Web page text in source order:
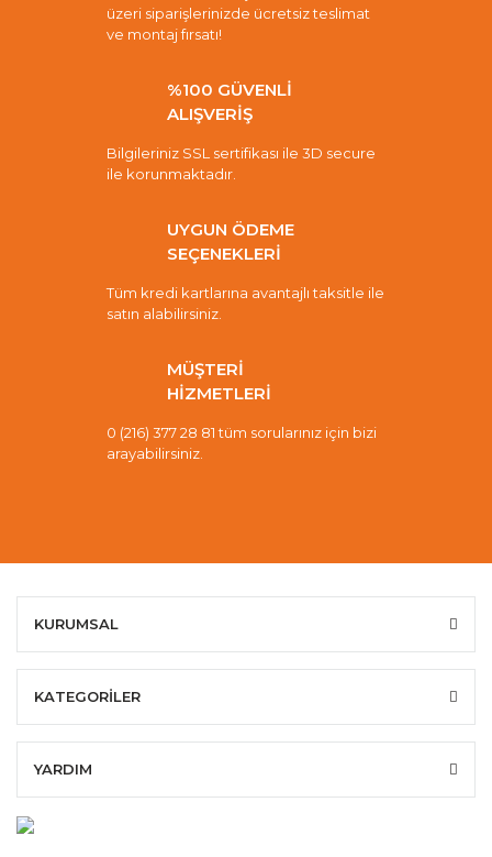
üzeri siparişlerinizde ücretsiz teslimat
ve montaj fırsatı!
%100 GÜVENLİ
ALIŞVERİŞ
Bilgileriniz SSL sertifikası ile 3D secure
ile korunmaktadır.
UYGUN ÖDEME
SEÇENEKLERİ
Tüm kredi kartlarına avantajlı taksitle ile
satın alabilirsiniz.
MÜŞTERİ
HİZMETLERİ
0 (216) 377 28 81 tüm sorularınız için bizi
arayabilirsiniz.
KURUMSAL
KATEGORİLER
YARDIM